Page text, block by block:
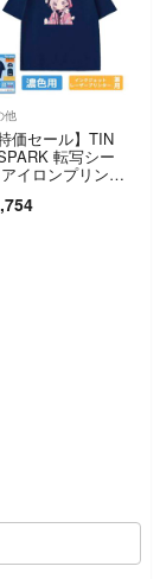
他
特価セール】TIN
転写シー
アイロンプリント